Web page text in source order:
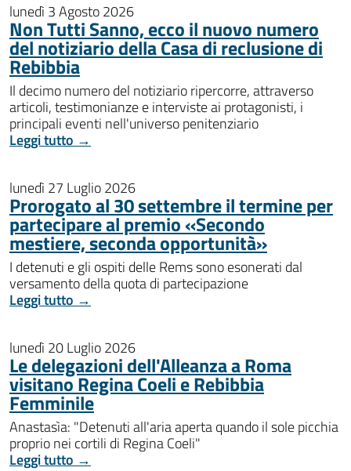
lunedì 3 Agosto 2026
Non Tutti Sanno, ecco il nuovo numero
del notiziario della Casa di reclusione di
Rebibbia
Il decimo numero del notiziario ripercorre, attraverso
articoli, testimonianze e interviste ai protagonisti, i
principali eventi nell'universo penitenziario
Leggi tutto →
lunedì 27 Luglio 2026
Prorogato al 30 settembre il termine per
partecipare al premio «Secondo
mestiere, seconda opportunità»
I detenuti e gli ospiti delle Rems sono esonerati dal
versamento della quota di partecipazione
Leggi tutto →
lunedì 20 Luglio 2026
Le delegazioni dell'Alleanza a Roma
visitano Regina Coeli e Rebibbia
Femminile
Anastasìa: "Detenuti all'aria aperta quando il sole picchia
proprio nei cortili di Regina Coeli"
Leggi tutto →